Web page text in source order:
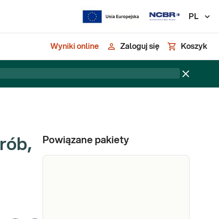
PL
Wyniki online Zaloguj się Koszyk
Powiązane pakiety